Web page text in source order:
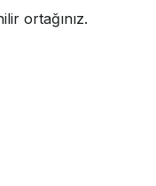
ortağınız.